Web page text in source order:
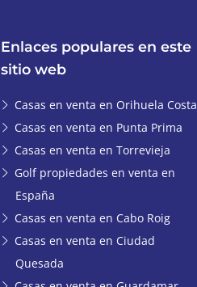
Enlaces populares en este
sitio web
Casas en venta en Orihuela Costa
Casas en venta en Punta Prima
Casas en venta en Torrevieja
Golf propiedades en venta en
España
Casas en venta en Cabo Roig
Casas en venta en Ciudad
Quesada